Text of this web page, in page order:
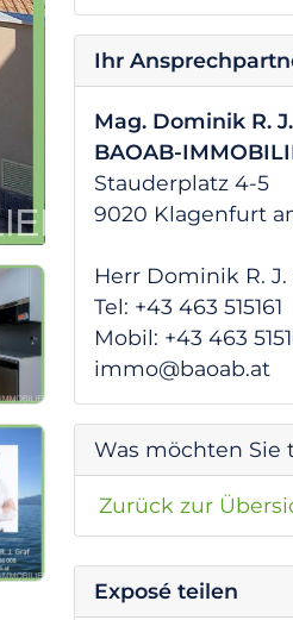
Ihr
Mag. Dominik R.
BAOAB-
Stauderplatz 4-5
9020 Klagenfurt
Herr Dominik R. J.
Tel: +43 463 515161
Mobil: +43 463
immo@baoab.at
Was möchten Sie
Zurück zur
Exposé teilen